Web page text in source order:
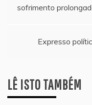
artigos
sofrimento
Expresso
LÊ ISTO TAMBÉM